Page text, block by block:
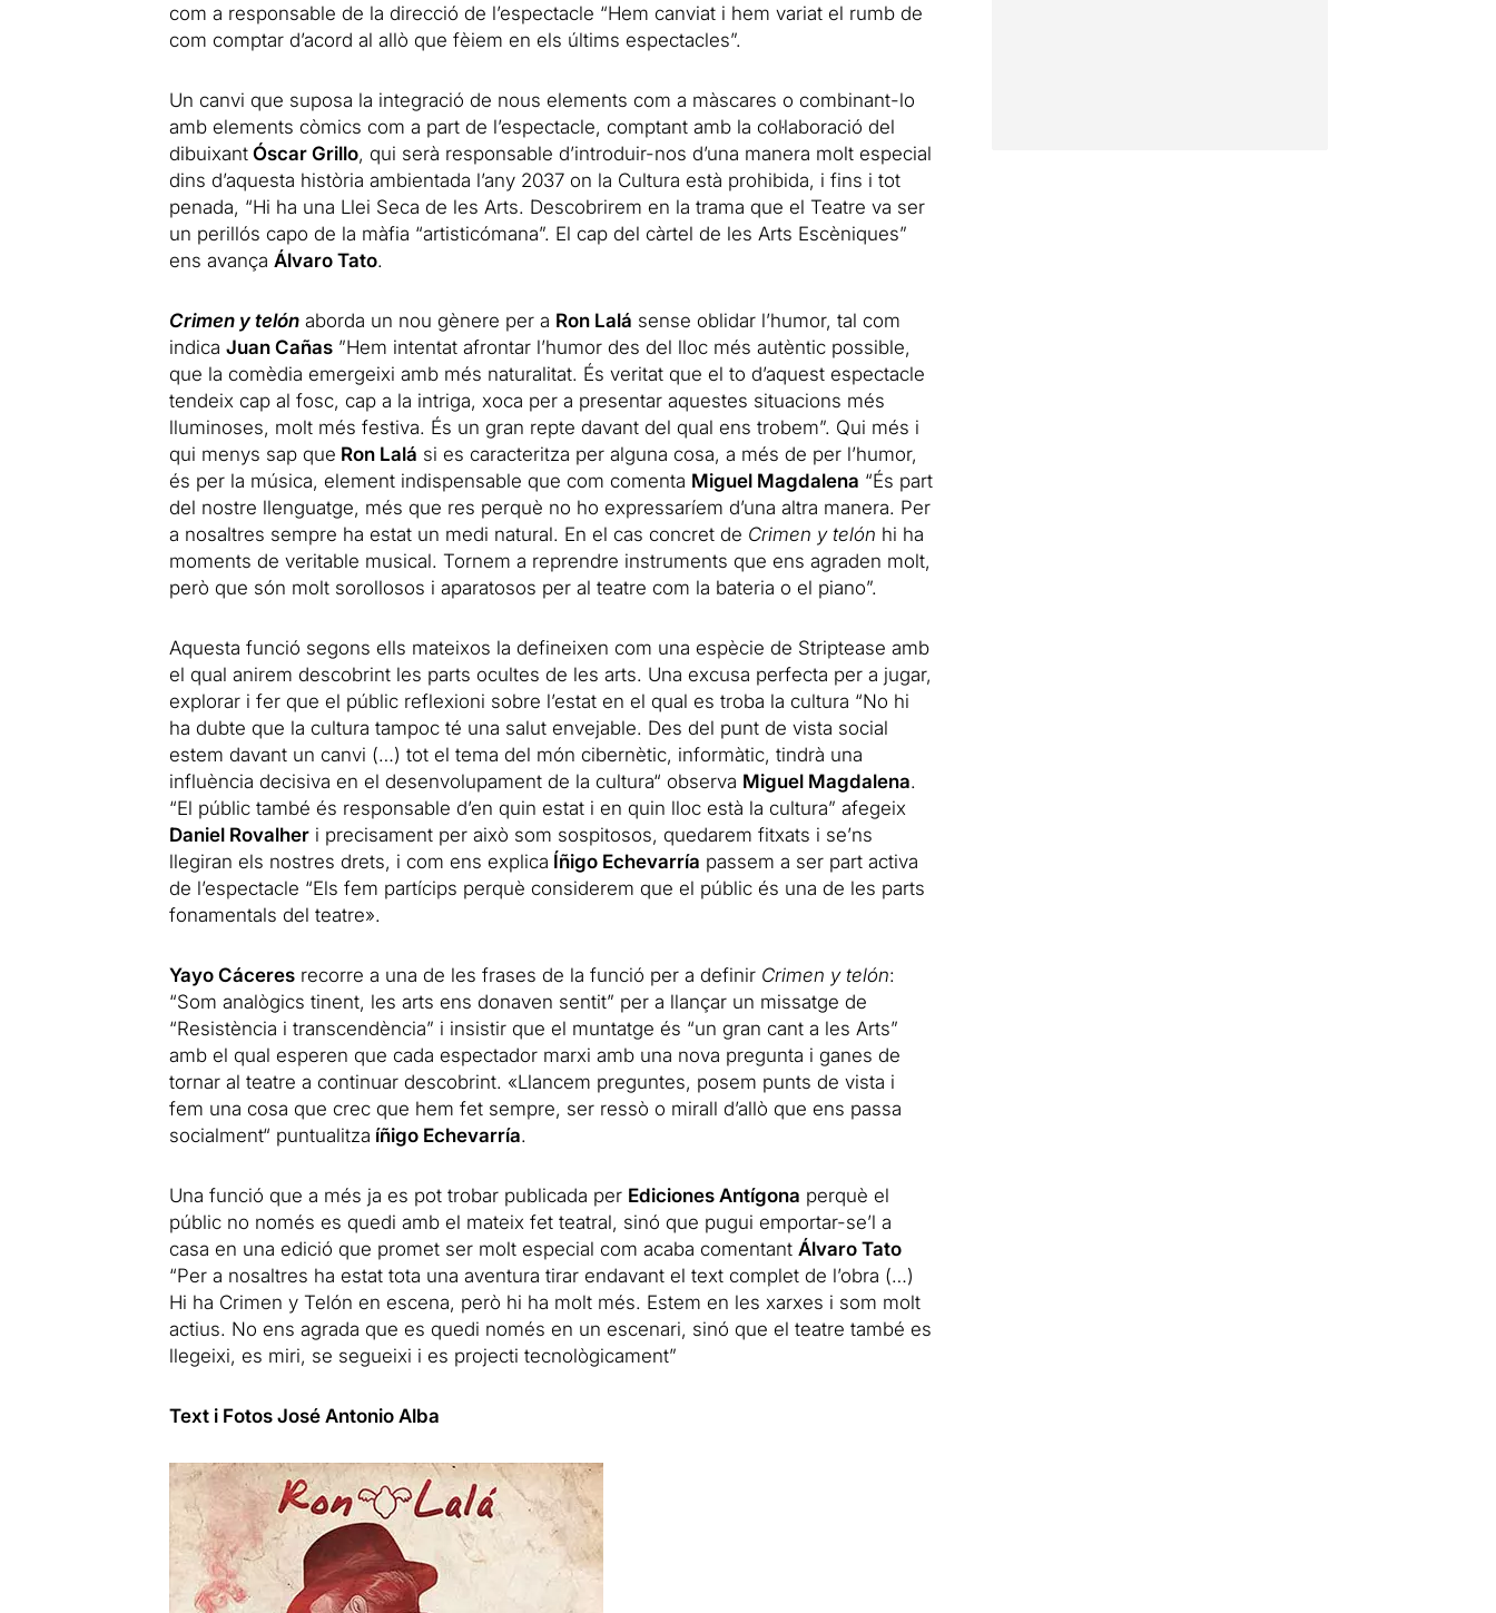
com a responsable de la direcció de l’espectacle “Hem canviat i hem variat el rumb de
com comptar d’acord al allò que fèiem en els últims espectacles”.
Un canvi que suposa la integració de nous elements com a màscares o combinant-lo
amb elements còmics com a part de l’espectacle, comptant amb la col·laboració del
dibuixantÓscar Grillo, qui serà responsable d’introduir-nos d’una manera molt especial
dins d’aquesta història ambientada l’any 2037 on la Cultura està prohibida, i fins i tot
penada, “Hi ha una Llei Seca de les Arts. Descobrirem en la trama que el Teatre va ser
un perillós capo de la màfia “artisticómana”. El cap del càrtel de les Arts Escèniques”
ens avança Álvaro Tato.
Crimen y telónaborda un nou gènere per a Ron Lalá sense oblidar l’humor, tal com
indica Juan Cañas”Hem intentat afrontar l’humor des del lloc més autèntic possible,
que la comèdia emergeixi amb més naturalitat. És veritat que el to d’aquest espectacle
tendeix cap al fosc, cap a la intriga, xoca per a presentar aquestes situacions més
lluminoses, molt més festiva. És un gran repte davant del qual ens trobem”. Qui més i
qui menys sap que Ron Lalá si es caracteritza per alguna cosa, a més de per l’humor,
és per la música, element indispensable que com comenta Miguel Magdalena “És part
del nostre llenguatge, més que res perquè no ho expressaríem d’una altra manera. Per
a nosaltres sempre ha estat un medi natural. En el cas concret de Crimen y telón hi ha
moments de veritable musical. Tornem a reprendre instruments que ens agraden molt,
però que són molt sorollosos i aparatosos per al teatre com la bateria o el piano”.
Aquesta funció segons ells mateixos la defineixen com una espècie de Striptease amb
el qual anirem descobrint les parts ocultes de les arts. Una excusa perfecta per a jugar,
explorar i fer que el públic reflexioni sobre l’estat en el qual es troba la cultura “No hi
ha dubte que la cultura tampoc té una salut envejable. Des del punt de vista social
estem davant un canvi (…) tot el tema del món cibernètic, informàtic, tindrà una
influència decisiva en el desenvolupament de la cultura“ observa Miguel Magdalena.
“El públic també és responsable d’en quin estat i en quin lloc està la cultura” afegeix
Daniel Rovalheri precisament per això som sospitosos, quedarem fitxats i se’ns
llegiran els nostres drets, i com ens explica Íñigo Echevarría passem a ser part activa
de l’espectacle “Els fem partícips perquè considerem que el públic és una de les parts
fonamentals del teatre».
Yayo Cáceresrecorre a una de les frases de la funció per a definir Crimen y telón:
“Som analògics tinent, les arts ens donaven sentit” per a llançar un missatge de
“Resistència i transcendència” i insistir que el muntatge és “un gran cant a les Arts”
amb el qual esperen que cada espectador marxi amb una nova pregunta i ganes de
tornar al teatre a continuar descobrint. «Llancem preguntes, posem punts de vista i
fem una cosa que crec que hem fet sempre, ser ressò o mirall d’allò que ens passa
socialment“ puntualitza íñigo Echevarría.
Una funció que a més ja es pot trobar publicada per Ediciones Antígona perquè el
públic no només es quedi amb el mateix fet teatral, sinó que pugui emportar-se’l a
casa en una edició que promet ser molt especial com acaba comentant Álvaro Tato
“Per a nosaltres ha estat tota una aventura tirar endavant el text complet de l’obra (…)
Hi ha Crimen y Telón en escena, però hi ha molt més. Estem en les xarxes i som molt
actius. No ens agrada que es quedi només en un escenari, sinó que el teatre també es
llegeixi, es miri, se segueixi i es projecti tecnològicament”
Text i Fotos José Antonio Alba